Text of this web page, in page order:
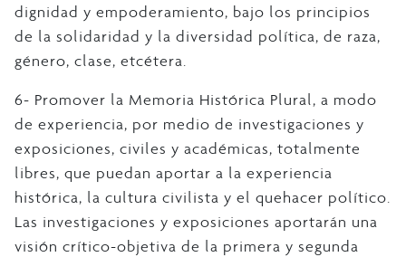
dignidad y empoderamiento, bajo los principios
de la solidaridad y la diversidad política, de raza,
género, clase, etcétera.
6- Promover la Memoria Histórica Plural, a modo
de experiencia, por medio de investigaciones y
exposiciones, civiles y académicas, totalmente
libres, que puedan aportar a la experiencia
histórica, la cultura civilista y el quehacer político.
Las investigaciones y exposiciones aportarán una
visión crítico-objetiva de la primera y segunda